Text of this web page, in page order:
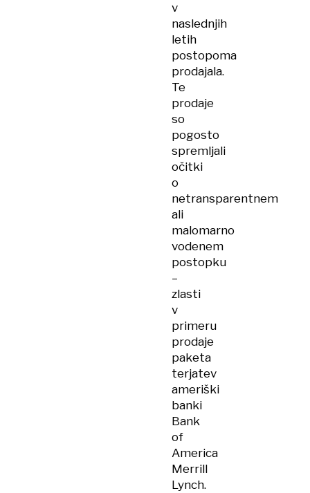
v
naslednjih
letih
postopoma
prodajala.
Te
prodaje
so
pogosto
spremljali
očitki
o
netransparentnem
ali
malomarno
vodenem
postopku
–
zlasti
v
primeru
prodaje
paketa
terjatev
ameriški
banki
Bank
of
America
Merrill
Lynch.